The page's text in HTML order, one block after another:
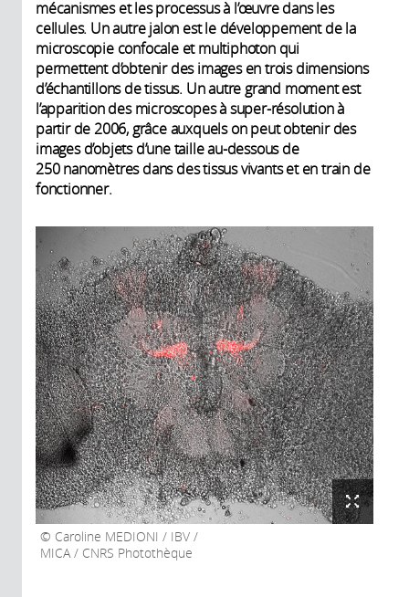
mécanismes et les processus à l’œuvre dans les
cellules. Un autre jalon est le développement de la
microscopie confocale et multiphoton qui
permettent d’obtenir des images en trois dimensions
d’échantillons de tissus. Un autre grand moment est
l’apparition des microscopes à super-résolution à
partir de 2006, grâce auxquels on peut obtenir des
images d’objets d’une taille au-dessous de
250 nanomètres dans des tissus vivants et en train de
fonctionner.
Caroline MEDIONI / IBV /
MICA / CNRS Photothèque